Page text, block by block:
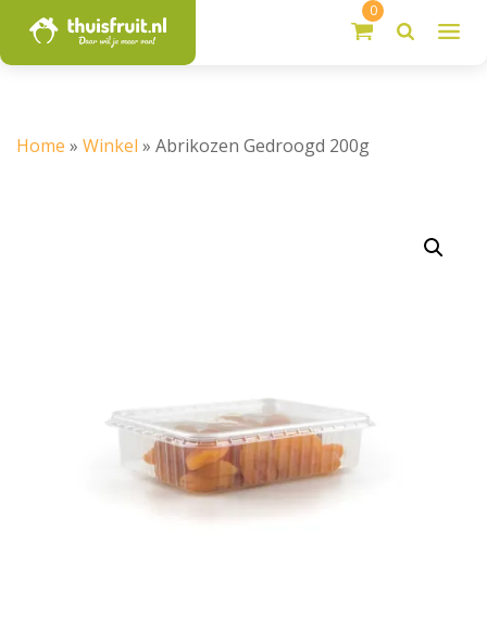
0
Home » Winkel » Abrikozen Gedroogd 200g